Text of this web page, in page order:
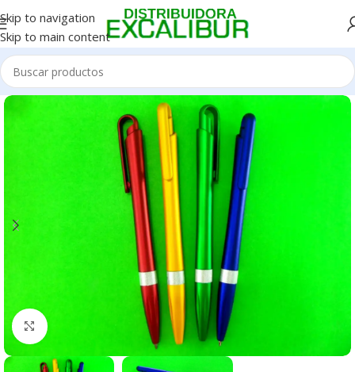
Skip to navigation
Skip to main content
Clic para ampliar